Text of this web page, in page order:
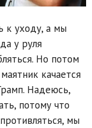
к уходу, а мы
у руля
Но потом
качается
Надеюсь,
потому что
мы